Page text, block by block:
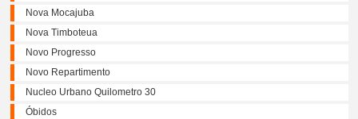
Nova Mocajuba
Nova Timboteua
Novo Progresso
Novo Repartimento
Nucleo Urbano Quilometro 30
Óbidos